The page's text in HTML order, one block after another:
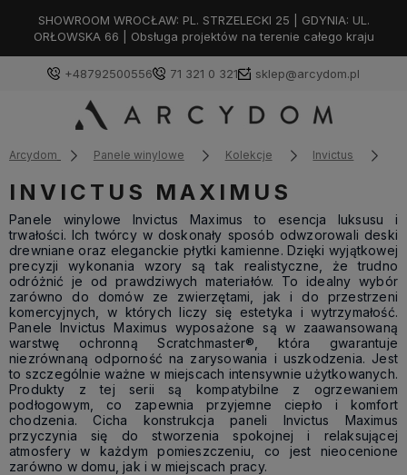
SHOWROOM WROCŁAW: PL. STRZELECKI 25 | GDYNIA: UL.
ORŁOWSKA 66 | Obsługa projektów na terenie całego kraju
+48792500556 71 321 0 321 sklep@arcydom.pl
Arcydom Panele winylowe Kolekcje Invictus
INVICTUS MAXIMUS
Panele winylowe Invictus Maximus to esencja luksusu i
trwałości. Ich twórcy w doskonały sposób odwzorowali deski
drewniane oraz eleganckie płytki kamienne. Dzięki wyjątkowej
precyzji wykonania wzory są tak realistyczne, że trudno
odróżnić je od prawdziwych materiałów. To idealny wybór
zarówno do domów ze zwierzętami, jak i do przestrzeni
komercyjnych, w których liczy się estetyka i wytrzymałość.
Panele Invictus Maximus wyposażone są w zaawansowaną
warstwę ochronną Scratchmaster®, która gwarantuje
niezrównaną odporność na zarysowania i uszkodzenia. Jest
to szczególnie ważne w miejscach intensywnie użytkowanych.
Produkty z tej serii są kompatybilne z ogrzewaniem
podłogowym, co zapewnia przyjemne ciepło i komfort
chodzenia. Cicha konstrukcja paneli Invictus Maximus
przyczynia się do stworzenia spokojnej i relaksującej
atmosfery w każdym pomieszczeniu, co jest nieocenione
zarówno w domu, jak i w miejscach pracy.